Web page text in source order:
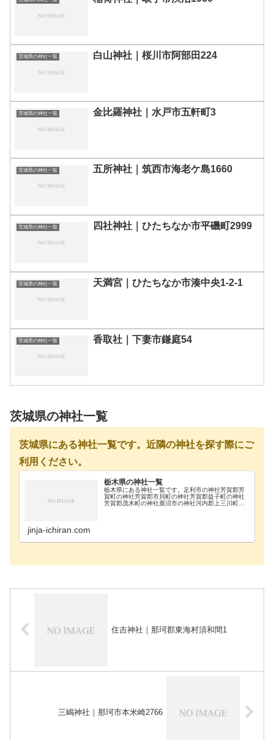
茨城県の神社一覧 白山神社｜桜川市阿部田224
茨城県の神社一覧 金比羅神社｜水戸市五軒町3
茨城県の神社一覧 五所神社｜筑西市海老ケ島1660
茨城県の神社一覧 四社神社｜ひたちなか市平磯町2999
茨城県の神社一覧 天満宮｜ひたちなか市湊中央1-2-1
茨城県の神社一覧 香取社｜下妻市鎌庭54
茨城県の神社一覧
茨城県にある神社一覧です。近隣の神社を探す際にご
利用ください。
栃木県の神社一覧
栃木県にある神社一覧です。足利市の神社芳賀郡芳
賀町の神社芳賀郡市貝町の神社芳賀郡益子町の神社
芳賀郡茂木町の神社鹿沼市の神社河内郡上三川町の
jinja-ichiran.com
住吉神社｜那珂郡東海村須和間1
三嶋神社｜那珂市本米崎2766